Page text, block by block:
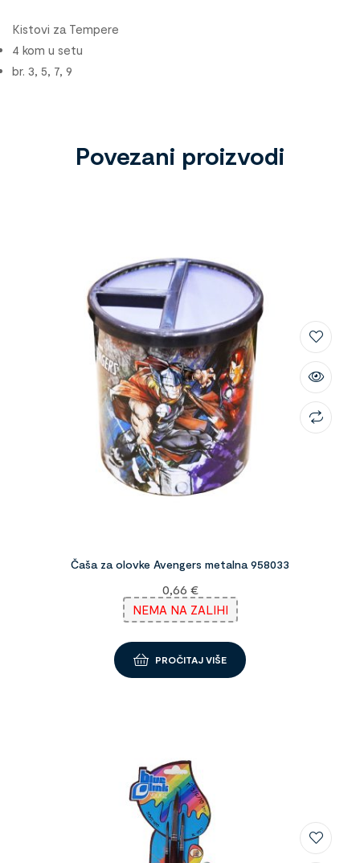
Kistovi za Tempere
4 kom u setu
br. 3, 5, 7, 9
Povezani proizvodi
Čaša za olovke Avengers metalna 958033
0,66 €
NEMA NA ZALIHI
PROČITAJ VIŠE